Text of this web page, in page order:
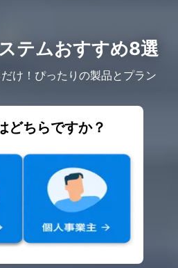
テムおすすめ8選
け！ぴったりの製品とプラン
どちらですか？